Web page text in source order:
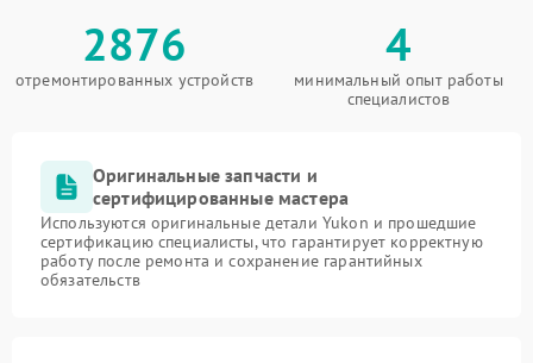
2876
отремонтированных устройств
4
минимальный опыт работы
специалистов
Оригинальные запчасти и
сертифицированные мастера
Используются оригинальные детали Yukon и прошедшие
сертификацию специалисты, что гарантирует корректную
работу после ремонта и сохранение гарантийных
обязательств